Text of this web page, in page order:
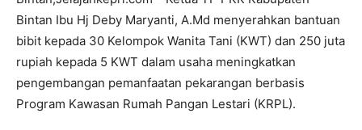
Bintan Ibu Hj Deby Maryanti, A.Md menyerahkan bantuan
bibit kepada 30 Kelompok Wanita Tani (KWT) dan 250 juta
rupiah kepada 5 KWT dalam usaha meningkatkan
pengembangan pemanfaatan pekarangan berbasis
Program Kawasan Rumah Pangan Lestari (KRPL).